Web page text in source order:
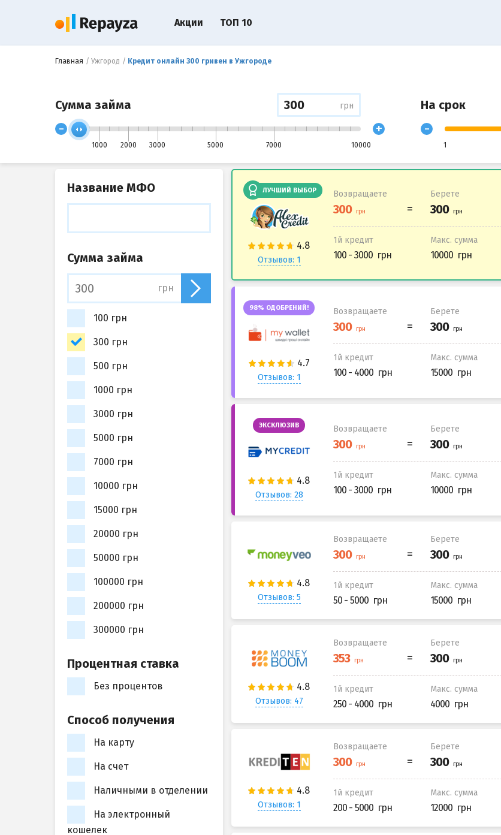
Главная Ужгород Кредит онлайн 300 гривен в Ужгороде
Сумма займа грн
-
1000 2000 3000 5000 7000 10000
+
На срок
-
1
ЛУЧШИЙ ВЫБОР
Отзывов: 1
Возвращаете Берете
1й кредит
100 - 3000
Макс. сумма
10000
98% ОДОБРЕНИЙ!
Отзывов: 1
Возвращаете Берете
1й кредит
100 - 4000
Макс. сумма
15000
ЭКСКЛЮЗИВ
Отзывов: 28
Возвращаете Берете
1й кредит
100 - 3000
Макс. сумма
10000
Отзывов: 5
Возвращаете Берете
1й кредит
50 - 5000
Макс. сумма
15000
Отзывов: 47
Возвращаете Берете
1й кредит
250 - 4000
Макс. сумма
4000
Отзывов: 1
Возвращаете Берете
1й кредит
200 - 5000
Макс. сумма
12000
Название МФО
Сумма займа
грн
100 грн
300 грн
500 грн
1000 грн
3000 грн
5000 грн
7000 грн
10000 грн
15000 грн
20000 грн
50000 грн
100000 грн
200000 грн
300000 грн
Процентная ставка
Без процентов
Способ получения
На карту
На счет
Наличными в отделении
На электронный
кошелек
Акции ТОП 10